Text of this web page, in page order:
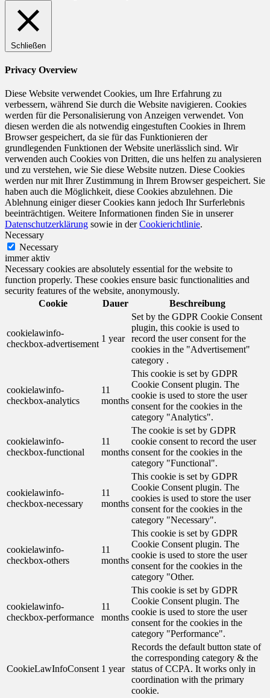
Schließen
Privacy Overview
Diese Website verwendet Cookies, um Ihre Erfahrung zu
verbessern, während Sie durch die Website navigieren. Cookies
werden für die Personalisierung von Anzeigen verwendet. Von
diesen werden die als notwendig eingestuften Cookies in Ihrem
Browser gespeichert, da sie für das Funktionieren der
grundlegenden Funktionen der Website unerlässlich sind. Wir
verwenden auch Cookies von Dritten, die uns helfen zu analysieren
und zu verstehen, wie Sie diese Website nutzen. Diese Cookies
werden nur mit Ihrer Zustimmung in Ihrem Browser gespeichert. Sie
haben auch die Möglichkeit, diese Cookies abzulehnen. Die
Ablehnung einiger dieser Cookies kann jedoch Ihr Surferlebnis
beeinträchtigen. Weitere Informationen finden Sie in unserer
Datenschutzerklärung sowie in derCookierichtlinie.
Necessary
Necessary
immer aktiv
Necessary cookies are absolutely essential for the website to
function properly. These cookies ensure basic functionalities and
security features of the website, anonymously.
Cookie
Dauer Beschreibung
cookielawinfo-
checkbox-advertisement
1 year
Set by the GDPR Cookie Consent
plugin, this cookie is used to
record the user consent for the
cookies in the "Advertisement"
category .
cookielawinfo-
checkbox-analytics
11
months
This cookie is set by GDPR
Cookie Consent plugin. The
cookie is used to store the user
consent for the cookies in the
category "Analytics".
cookielawinfo-
checkbox-functional
11
months
The cookie is set by GDPR
cookie consent to record the user
consent for the cookies in the
category "Functional".
cookielawinfo-
checkbox-necessary
11
months
This cookie is set by GDPR
Cookie Consent plugin. The
cookies is used to store the user
consent for the cookies in the
category "Necessary".
cookielawinfo-
checkbox-others
11
months
This cookie is set by GDPR
Cookie Consent plugin. The
cookie is used to store the user
consent for the cookies in the
category "Other.
cookielawinfo-
checkbox-performance
11
months
This cookie is set by GDPR
Cookie Consent plugin. The
cookie is used to store the user
consent for the cookies in the
category "Performance".
CookieLawInfoConsent 1 year
Records the default button state of
the corresponding category & the
status of CCPA. It works only in
coordination with the primary
cookie.